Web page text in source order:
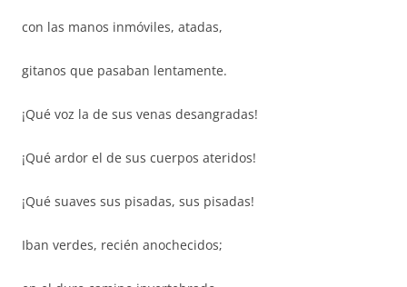
con las manos inmóviles, atadas,
gitanos que pasaban lentamente.
¡Qué voz la de sus venas desangradas!
¡Qué ardor el de sus cuerpos ateridos!
¡Qué suaves sus pisadas, sus pisadas!
Iban verdes, recién anochecidos;